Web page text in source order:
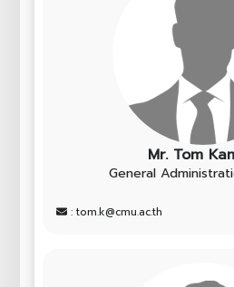
Mr. Tom
General
: tom.k@cmu.ac.th